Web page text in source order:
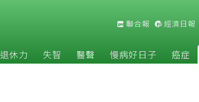
聯合報 經濟日報
退休力 失智 醫聲 慢病好日子 癌症